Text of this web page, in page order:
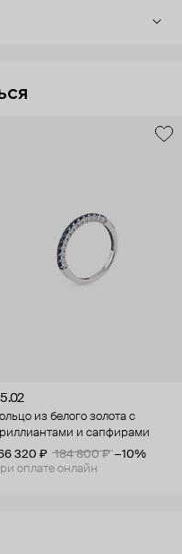
из белого золота с
и сапфирами
320 ₽
184 800 ₽ −10%
оплате онлайн